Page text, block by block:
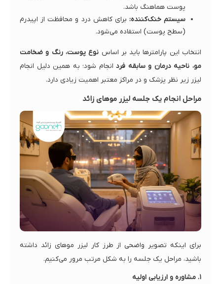
پوست هماهنگ باشد.
سیستم خنک‌کننده: برای کاهش درد و محافظت از اپیدرم
(سطح پوست) استفاده می‌شود.
انتخاب این پارامترها باید بر اساس نوع پوست، رنگ و ضخامت
مو، ناحیه درمان و سابقه فردانجام شود؛ به همین دلیل انجام
لیزر زیر نظر پزشک و در مراکز معتبر اهمیت زیادی دارد.
مراحل انجام یک جلسه لیزر موهای زائد
برای اینکه تصویر واضحی از طرز کار لیزر موهای زائد داشته
باشید، مراحل یک جلسه را به شکل مرتب مرور می‌کنیم.
۱. مشاوره و ارزیابی اولیه